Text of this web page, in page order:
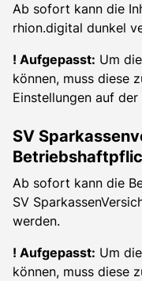
Ab sofort kann die
rhion.digital dunkel
! Aufgepasst: Um
können, muss diese
Einstellungen auf
SV
Ab sofort kann die
SV
werden.
! Aufgepasst: Um
können, muss diese